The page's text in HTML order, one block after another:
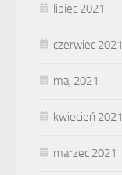
lipiec 2021
czerwiec 2021
maj 2021
kwiecień 2021
marzec 2021